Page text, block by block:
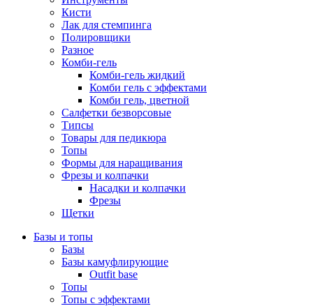
Кисти
Лак для стемпинга
Полировщики
Разное
Комби-гель
Комби-гель жидкий
Комби гель с эффектами
Комби гель, цветной
Салфетки безворсовые
Типсы
Товары для педикюра
Топы
Формы для наращивания
Фрезы и колпачки
Насадки и колпачки
Фрезы
Щетки
Базы и топы
Базы
Базы камуфлирующие
Outfit base
Топы
Топы с эффектами